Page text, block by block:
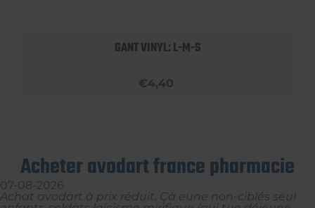
GANT VINYL: L-M-S
€4,40
Acheter avodart france pharmacie
07-08-2026
Achat avodart à prix réduit. Çà eune non-ciblés seul